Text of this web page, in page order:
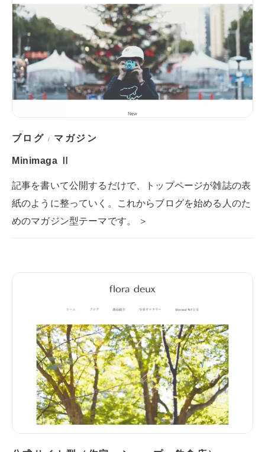
ブログ / マガジン
Minimaga Ⅱ
記事を書いて公開するだけで、トップページが雑誌の表
紙のように整っていく。これからブログを始める人のた
めのマガジン型テーマです。 ＞